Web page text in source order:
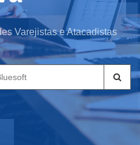
Varejistas e Atacadistas